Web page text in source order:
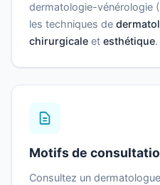
dermatologie-vénérologie
les techniques de
chirurgicale et esthétique.
Motifs de
Consultez un